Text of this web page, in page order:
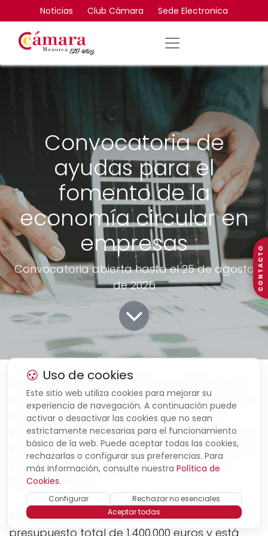
Noticias Club Cámara Sede Electronica
Convocatoria de
ayudas para el
fomento de la
economía circular en
empresas
Convocatoria abierta hasta el 25 de agosto
de 2026
El Govern de les Illes Balears ha abierto una
nueva convocatoria de subvenciones dirigida
a fomentar la economía circular en las
empresas de las Illes Balears, en el marco del
Impuesto sobre Estades Turístiques (ITS 2023)
y con el cofinanciamiento del Programa
FEDER 2021-2027.
Esta línea de ayudas cuenta con un
presupuesto total de 1.400.000 euros y está
Uso de cookies
Este sitio web utiliza cookies para mejorar su
experiencia de navegación. A continuación puede
activar o desactivar las cookies que no sean
estrictamente necesarias para el funcionamiento
básico de la web. Puede aceptar todas las cookies,
rechazarlas o configurar sus preferencias. Para
más información, consulte nuestra Política de
Cookies.
Configurar
Rechazar no esenciales
Aceptar todas
CONTACTO